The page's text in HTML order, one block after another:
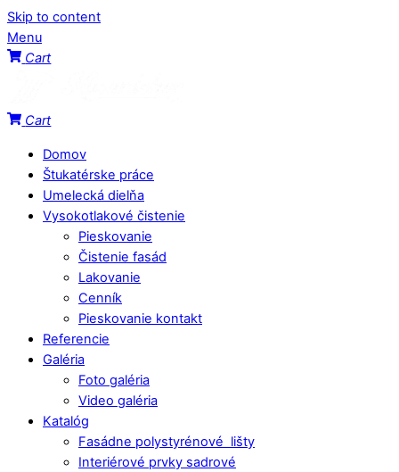
Skip to content
Menu
Cart
Cart
Domov
Štukatérske práce
Umelecká dielňa
Vysokotlakové čistenie
Pieskovanie
Čistenie fasád
Lakovanie
Cenník
Pieskovanie kontakt
Referencie
Galéria
Foto galéria
Video galéria
Katalóg
Fasádne polystyrénové lišty
Interiérové prvky sadrové